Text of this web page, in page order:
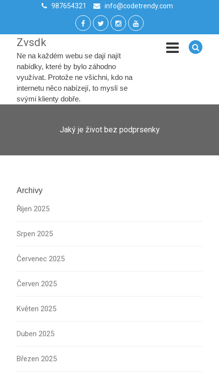
987654321 info@codetrendy.com
Zvsdk
Ne na každém webu se dají najít
nabídky, které by bylo záhodno
využívat. Protože ne všichni, kdo na
internetu něco nabízejí, to myslí se
svými klienty dobře.
Jaký je život bez podprsenky
Archivy
Říjen 2025
Srpen 2025
Červenec 2025
Červen 2025
Květen 2025
Duben 2025
Březen 2025